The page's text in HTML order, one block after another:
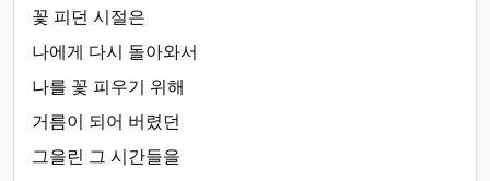
꽃 피던 시절은
나에게 다시 돌아와서
나를 꽃 피우기 위해
거름이 되어 버렸던
그을린 그 시간들을